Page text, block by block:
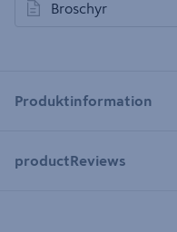
Broschyr
öppnas i en ny flik
Produktinformation
productReviews